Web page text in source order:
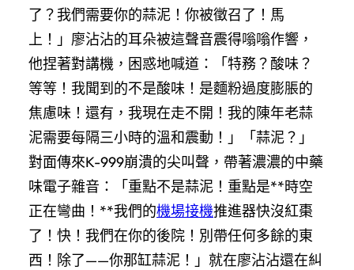
了？我們需要你的蒜泥！你被徵召了！馬
上！」廖沾沾的耳朵被這聲音震得嗡嗡作響，
他捏著對講機，困惑地喊道：「特務？酸味？
等等！我聞到的不是酸味！是麵粉過度膨脹的
焦慮味！還有，我現在走不開！我的陳年老蒜
泥需要每隔三小時的溫和震動！」「蒜泥？」
對面傳來K-999崩潰的尖叫聲，帶著濃濃的中藥
味電子雜音：「重點不是蒜泥！重點是**時空
正在彎曲！**我們的機場接機推進器快沒紅棗
了！快！我們在你的後院！別帶任何多餘的東
西！除了——你那缸蒜泥！」就在廖沾沾還在糾